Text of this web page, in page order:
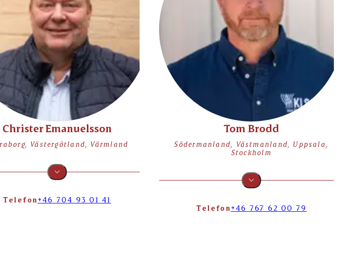
Christer Emanuelsson
Västergötland, Värmland
Telefon+46 704 93 01 41
Tom Brodd
Södermanland, Västmanland, Uppsala,
Stockholm
Telefon+46 767 62 00 79